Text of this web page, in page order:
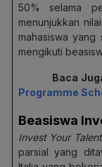
50% selama
menunjukkan
mahasiswa
mengikuti
Baca
Programme
Beasiswa
Invest Your
parsial yang